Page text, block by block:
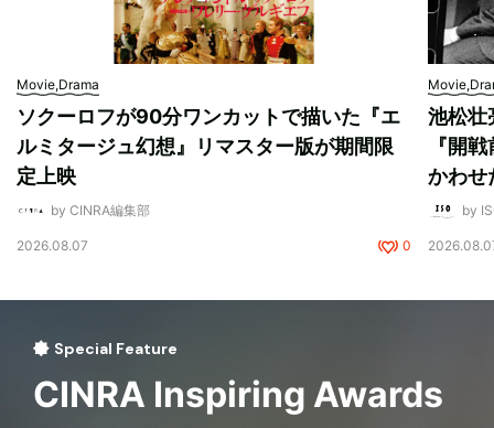
Movie,Drama
ソクーロフが90分ワンカットで描いた『エ
ルミタージュ幻想』リマスター版が期間限
定上映
by CINRA編集部
2026.08.07 0
池松壮
『開
かわせ
by
Special Feature
CINRA Inspiring Awards